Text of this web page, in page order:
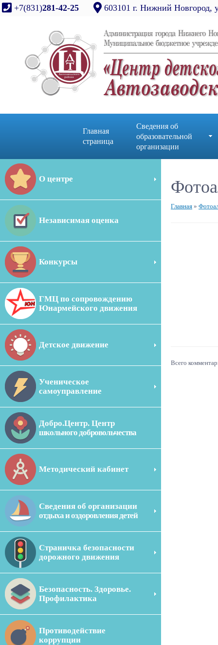
+7(831)281-42-25 603101 г. Нижний Новгород,
Главная
страница
Сведения об
образовательной
организации
О центре
Независимая оценка
Конкурсы
ГМЦ по сопровождению
Юнармейского движения
Детское движение
Ученическое
самоуправление
Добро.Центр. Центр
школьного добровольчества
Методический кабинет
Сведения об организации
отдыха и оздоровления детей
Страничка безопасности
дорожного движения
Безопасность. Здоровье.
Профилактика
Противодействие
коррупции
Главная »
Всего